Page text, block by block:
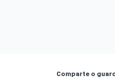
Comparte o